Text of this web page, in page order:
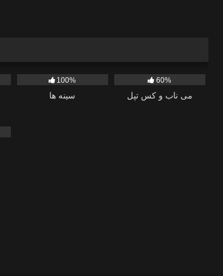
100%
سینه ها
60%
می ناب و کس تپل